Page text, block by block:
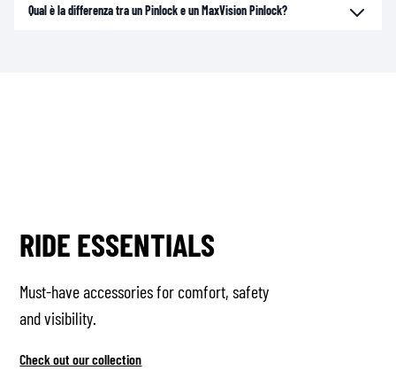
Qual è la differenza tra un Pinlock e un MaxVision Pinlock?
RIDE ESSENTIALS
Must-have accessories for comfort, safety
and visibility.
Check out our collection